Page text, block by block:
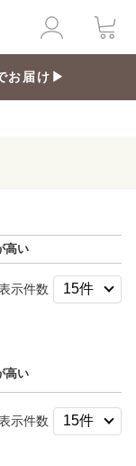
お届け▶
高い
示件数
高い
示件数